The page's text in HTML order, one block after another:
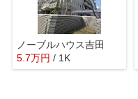
ノーブルハウス吉田
5.7万円 / 1K